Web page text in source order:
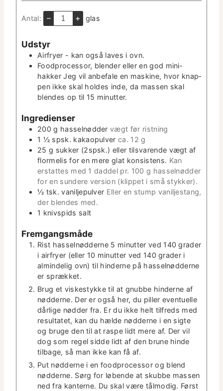
r
i
­
t
e
Antal: – + glas
Udstyr
Air­fry­er - kan også laves i ovn.
Food­proces­sor, blender eller en god mini­
hakkerJeg vil anbe­fale en mask­ine, hvor knap­
pen ikke skal holdes inde, da massen skal
blendes op til 15 minutter.
Ingre­di­enser
200 g has­sel­nød­der vægt før ristning
1 ½ spsk. kakaop­ul­ver ca. 12 g
25 g sukker (2spsk.) eller tilsvarende vægt af
flormelis for en mere glat kon­sis­tens. Kan
erstattes med 1 dad­del pr. 100 g has­sel­nød­der
for en sun­dere ver­sion (klip­pet i små stykker).
½ tsk. vanil­jepul­ver Eller en stump vanil­jes­tang,
der blendes med.
1 knivspids salt
Frem­gangsmåde
Rist has­sel­nød­derne 5 min­ut­ter ved 140 grad­er
i air­fry­er (eller 10 min­ut­ter ved 140 grad­er i
almin­delig ovn) til hin­derne på has­sel­nød­derne
er sprækket.
Brug et viskestykke til at gnubbe hin­derne af
nød­derne. Der er også her, du piller eventuelle
dårlige nød­der fra. Er du ikke helt til­freds med
resul­tatet, kan du hælde nød­derne i en sigte
og bruge den til at raspe lidt mere af. Der vil
dog som regel sid­de lidt af den brune hinde
tilbage, så man ikke kan få af.
Put nød­derne i en food­proces­sor og blend
nød­derne. Sørg for løbende at skubbe massen
ned fra kan­terne. Du skal være tålmodig. Først